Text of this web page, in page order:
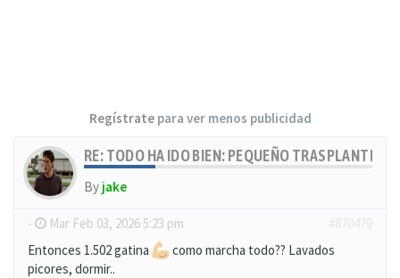
Regístratepara ver menos publicidad
RE: TODO HA IDO BIEN: PEQUEÑO TRASPLANTE,
By jake
- Mar Feb 03, 2026 5:23 pm
Entonces 1.502 gatina
como marcha todo?? Lavados
picores, dormir..